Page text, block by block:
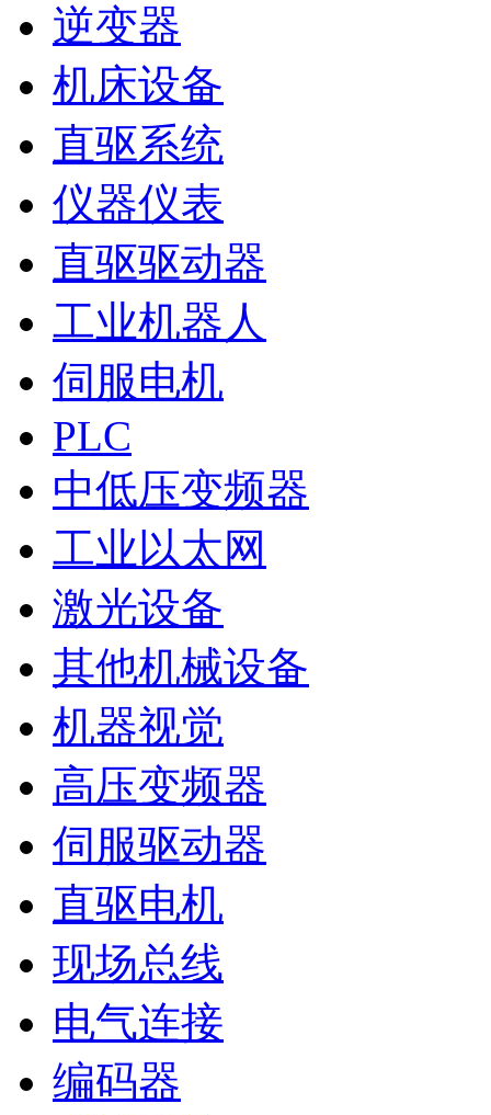
逆变器
机床设备
直驱系统
仪器仪表
直驱驱动器
工业机器人
伺服电机
PLC
中低压变频器
工业以太网
激光设备
其他机械设备
机器视觉
高压变频器
伺服驱动器
直驱电机
现场总线
电气连接
编码器